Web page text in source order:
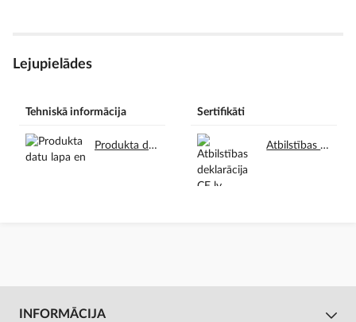
Lejupielādes
Tehniskā informācija
Produkta datu lapa en.pdf
Sertifikāti
Atbilstības deklarācija CE lv.pdf
INFORMĀCIJA